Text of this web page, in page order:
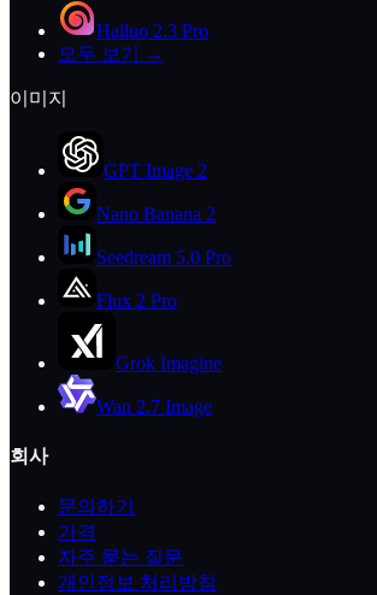
Hailuo 2.3 Pro
모두 보기 →
이미지
GPT Image 2
Nano Banana 2
Seedream 5.0 Pro
Flux 2 Pro
Grok Imagine
Wan 2.7 Image
회사
문의하기
가격
자주 묻는 질문
개인정보 처리방침